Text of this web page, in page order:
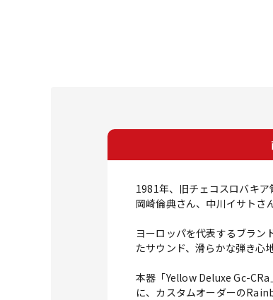
1981年、旧チェコスロバキ
岡崎倫典さん、中川イサトさ
ヨーロッパを代表するブラン
たサウンド、滑らかな弾き心
本器「Yellow Deluxe Gc-
に、カスタムオーダーの